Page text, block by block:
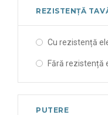
REZISTENȚĂ
Cu rezistență
Fără rezistență
PUTERE